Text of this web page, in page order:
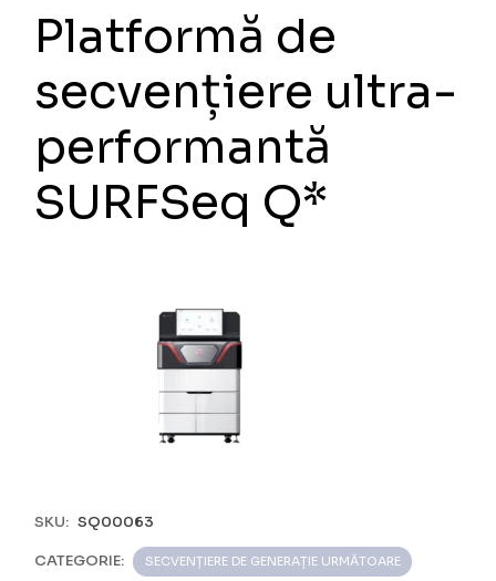
Platformă de
secvențiere ultra-
performantă
SURFSeq Q*
SKU: SQ00063
CATEGORIE: SECVENȚIERE DE GENERAȚIE URMĂTOARE